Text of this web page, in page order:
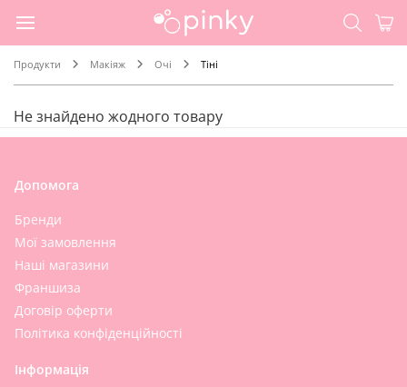
Продукти Макіяж Очі Тіні
Не знайдено жодного товару
Допомога
Бренди
Мої замовлення
Наші магазини
Франшиза
Договір оферти
Політика конфіденційності
Інформація